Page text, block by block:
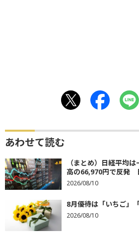
あわせて読む
（まとめ）日経平均
高の66,970円で反発
2026/08/10
8月優待は「いちご」
2026/08/10